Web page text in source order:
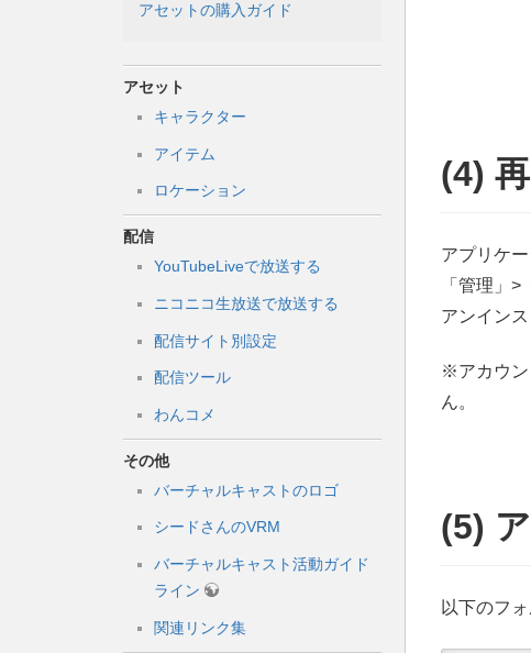
アセットの購入ガイド
アセット
キャラクター
アイテム
ロケーション
配信
YouTubeLiveで放送する
ニコニコ生放送で放送する
配信サイト別設定
配信ツール
わんコメ
その他
バーチャルキャストのロゴ
シードさんのVRM
バーチャルキャスト活動ガイド
ライン
関連リンク集
(4)
アプリケ
「管理」
アンイン
※アカウン
ん。
(5)
以下のフ